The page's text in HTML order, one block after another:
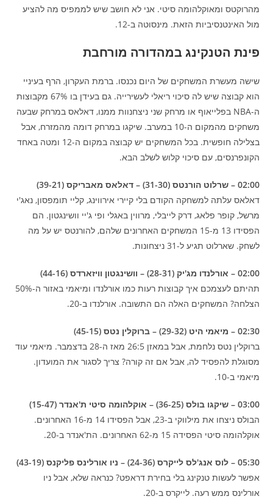
מהרוקטס ומאוקלהומה סיטי. אני לא חושב שיש לממפיס מה להציע
מול האינטנסיביות הזאת. מינסוטה ב-12.
פינת הטנקינג במהדורה מורחבת
שישה מעשרת המשחקים של היום נכנסו. ברמת העקרון, הרף בעיניי
הוא קבוצה שיש לה סיכוי ריאלי לעשירייה. גם בעידן בו 67% מקבוצות
ה-NBA בפלייאוף או מרחק שני ניצחנוות ממנו, דאלאס במרחק שבעה
משחקים מהמקום ה-10 במערב. שיקגו במרחק דומה מהמזרח, אבל
בצלילה חופשית. בכל המשחקים יש קבוצה במקום ה-12 ומטה באחד
הקונפרנסים, עם סיכוי קלוש לשלב הבא.
02:00 – שרלוט הורנטס (31-30) – דאלאס מאבריקס (39-21)
דאלאס עלתה למשחקה הקודם בלי קיירי אירווינג, קליי תומפסון, נאג'י
מרשל, קופר פלאג, דרק לייבלי, מרווין באגלי ופי ג'יי וושינגטון. הם
הפסידו 13 מ-15 המשחקים האחרונים שלהם, להורנטס יש על מה
לשחק. שארלוט תגיע ל-31 ניצחונות.
02:00 – אורלנדו מג'יק (28-31) – וושינגטון וויזארדס (44-16)
תהיתם לעצמכם איך קבוצות רעות כמו אורלנדו ומיאמי באזור ה-50%
הצלחה? המשחקים האלה הם התשובה. אורלנדו ב-20.
02:30 – מיאמי היט (29-32) – ברוקלין נטס (45-15)
ברוקלין נטס נלחמת, אבל במאזן 26:5 מאז ה-28 בדצמבר. מיאמי עוד
מסוגלת להפסיד לה, אבל אם זה קורה? צריך לסגור את המועדון.
מיאמי ב-10.
03:00 – שיקגו בולס (36-25) – אוקלהומה סיטי ת'אנדר (15-47)
הבולס ניצחו את מילווקי ב-23, אבל הפסידו 14 מ-16 האחרונים.
אוקלהומה סיטי הפסידה 15 מ-62 האחרונים. הת'אנדר ב-20.
05:30 – לוס אנג'לס לייקרס (24-36) – ניו אורלינס פליקנס (43-19)
אפשר לעשות טנקינג בלי בחירת דראפט? כנראה שלא, אבל ניו
אורלינס ממש רעה. לייקרס ב-20.